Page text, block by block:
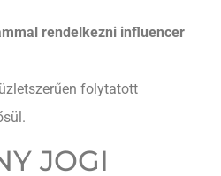
rendelkezni influencer
folytatott
JOGI